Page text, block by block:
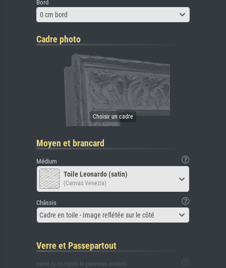
Bord
0 cm bord
Cadre photo
Moyen et brancard
Médium
Toile Leonardo (satin)
(Canvas Venezia)
Châssis
Cadre en toile - Image reflétée sur le côté
Verre et Passepartout
verre (y compris le panneau arrière)